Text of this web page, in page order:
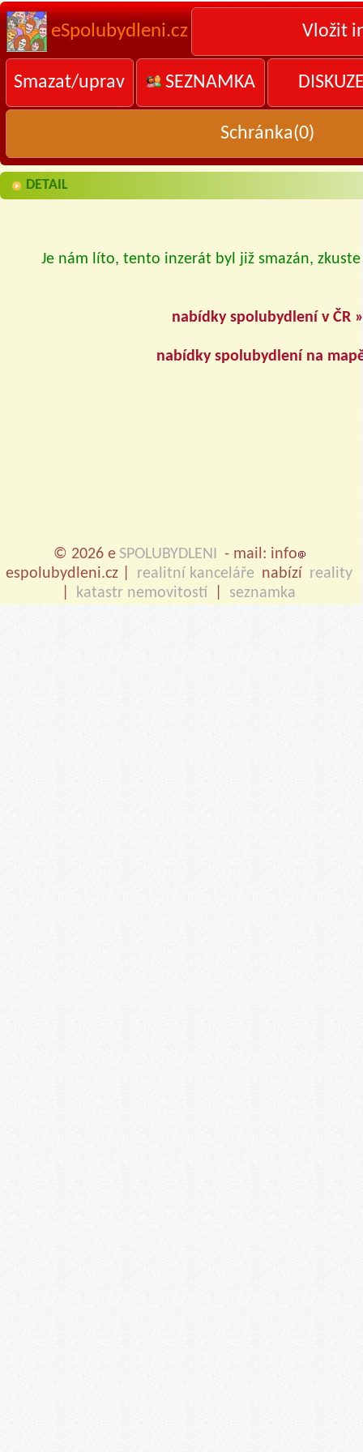
eSpolubydleni.cz Vložit
Smazat/uprav SEZNAMKA
Schránka(0)
DETAIL
Je nám líto, tento inzerát byl již smazán,
nabídky spolubydlení v ČR »
nabídky spolubydlení na
© 2026 e SPOLUBYDLENI - mail: info
espolubydleni.cz |
realitní kanceláře nabízí reality
katastr nemovitostí seznamka